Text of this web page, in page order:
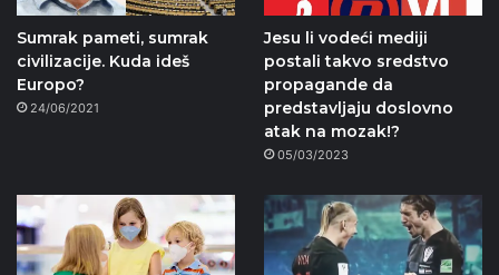
Sumrak pameti, sumrak
civilizacije. Kuda ideš
Europo?
24/06/2021
Jesu li vodeći mediji
postali takvo sredstvo
propagande da
predstavljaju doslovno
atak na mozak!?
05/03/2023